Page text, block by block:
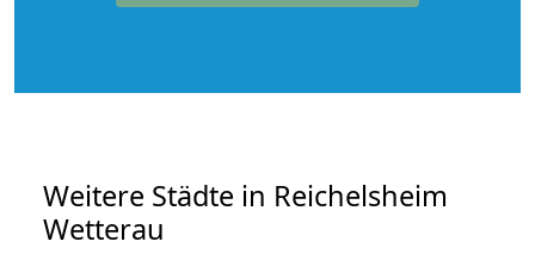
Weitere Städte in Reichelsheim
Wetterau